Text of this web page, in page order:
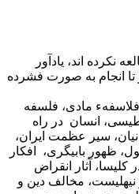
نکرده اند، یادآور
انجام به صورت فشرده
مادی، فلسفه
انسان در راه
سیر عظمت ایران،
ظهور بابیگری، افکار
کلیسا، آثار انقراض
مخالف دین و